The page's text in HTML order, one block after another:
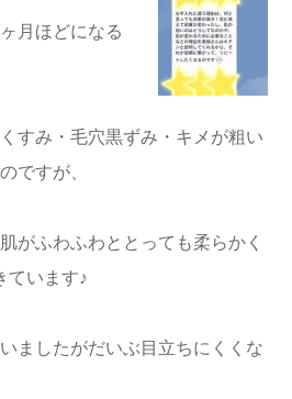
月ほどになる
すみ・毛穴黒ずみ・キメが粗い
ですが、
がふわふわととっても柔らかく
ています♪
ましたがだいぶ目立ちにくくな